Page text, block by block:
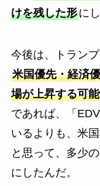
けを残した形に
今後は、トラン
米国優先・経済
場が上昇する可
であれば、「
いるよりも、米
と思って、多少
にしたんだ。